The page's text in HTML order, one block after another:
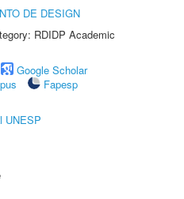
DE DESIGN
RDIDP Academic
Google Scholar
Fapesp
UNESP